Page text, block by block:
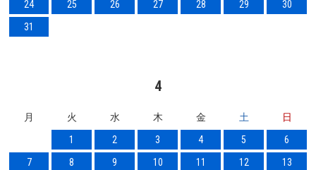
24
25 26 27 28 29
30
31
4
月 火 水 木 金 土
日
1
2 3 4 5
6
7
8 9 10 11 12
13